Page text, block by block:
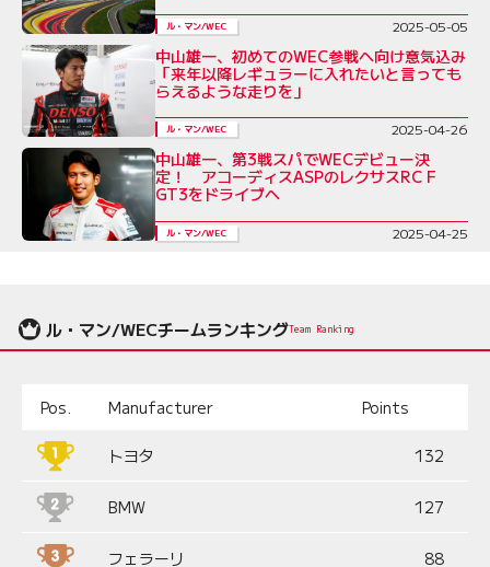
ル・マン/WEC 2025-05-05
中山雄一、初めてのWEC参戦へ向け意気込み
「来年以降レギュラーに入れたいと言っても
らえるような走りを」
ル・マン/WEC 2025-04-26
中山雄一、第3戦スパでWECデビュー決
定！ アコーディスASPのレクサスRC F
GT3をドライブへ
ル・マン/WEC 2025-04-25
ル・マン/WECチームランキングTeam Ranking
Pos. Manufacturer Points
トヨタ 132
BMW 127
フェラーリ 88